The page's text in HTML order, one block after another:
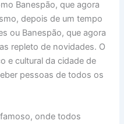
Banespão, que agora
depois de um tempo
ou Banespão, que agora
repleto de novidades. O
e cultural da cidade de
pessoas de todos os
onde todos